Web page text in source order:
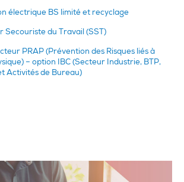
électrique BS limité et recyclage
Secouriste du Travail (SST)
PRAP (Prévention des Risques liés à
– option IBC (Secteur Industrie, BTP,
Activités de Bureau)